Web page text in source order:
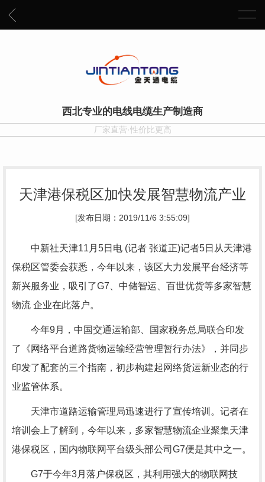
西北专业的电线电缆生产制造商
厂家直营·性价比更高
天津港保税区加快发展智慧物流产业
[发布日期：2019/11/6 3:55:09]
中新社天津11月5日电 (记者 张道正)记者5日从天津港
保税区管委会获悉，今年以来，该区大力发展平台经济等
新兴服务业，吸引了G7、中储智运、百世优货等多家智慧
物流 企业在此落户。
今年9月，中国交通运输部、国家税务总局联合印发
了《网络平台道路货物运输经营管理暂行办法》，并同步
印发了配套的三个指南，初步构建起网络货运新业态的行
业监管体系。
天津市道路运输管理局迅速进行了宣传培训。记者在
培训会上了解到，今年以来，多家智慧物流企业聚集天津
港保税区，国内物联网平台级头部公司G7便是其中之一。
G7于今年3月落户保税区，其利用强大的物联网技